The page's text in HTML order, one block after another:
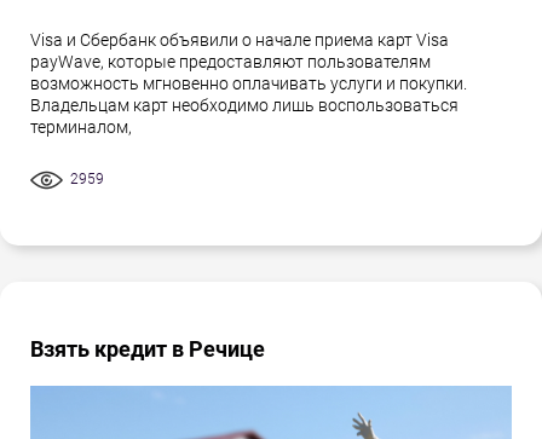
Visa и Сбербанк объявили о начале приема карт Visa
payWave, которые предоставляют пользователям
возможность мгновенно оплачивать услуги и покупки.
Владельцам карт необходимо лишь воспользоваться
терминалом,
2959
Взять кредит в Речице